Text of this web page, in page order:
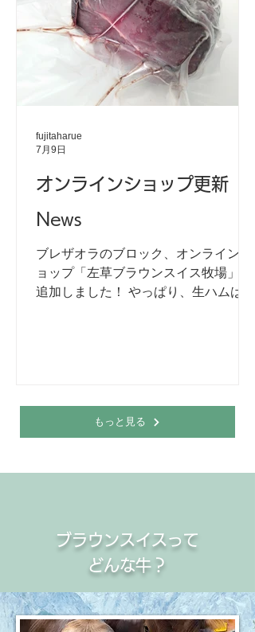
ています。 また、IFFA日本食肉コンテ
スト金賞を受賞したブレザオラの原産
国・イタリアにちなんで、国民的ソウ
ルフードの「サルシッチャ」を加えま
した。 豚肉の旨味がぎゅっと詰まった
ボリューム満点のソーセージです。 ■
ム ブレザオラ ・ブラウンスイスサラ
ッチャ（国産豚肉使用）
・・・・・・・・・・・・・・・・・
しわが】 夏セット「にしわが」 西和
賀の「おいしい」を詰め込んだセット
です。 パンと肉は仲良し。...
オンラインショップ更新
News
ブレザオラのブロック、オンラインシ
ョップ「左草ブラウンスイス牧場」に
追加しました！ やっぱり、生ハムは切
だブレザオラを、約1kgのブロックに
カットし、真空パック・冷凍でご用意
わります。 食べきれない分はラップで
ぴったり包み、ジッパー付き保存袋な
どで空気を抜いて冷蔵保存してくださ
い。 日が経つにつれて少しずつ変化す
る香りや味わいも、ブロックならでは
fujitaharue
7月9日
もっと見る
ブラウンスイスって
どんな牛？